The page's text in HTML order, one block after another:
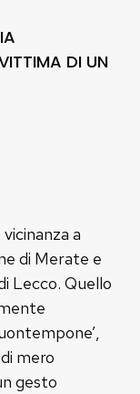
DI UN
a
di Merate e
Lecco. Quello
mero
gesto